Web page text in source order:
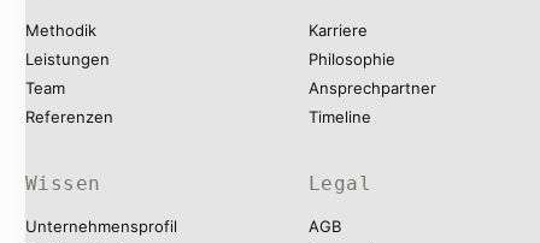
Methodik
Leistungen
Team
Referenzen
Karriere
Philosophie
Ansprechpartner
Timeline
Wissen
Unternehmensprofil
Legal
AGB